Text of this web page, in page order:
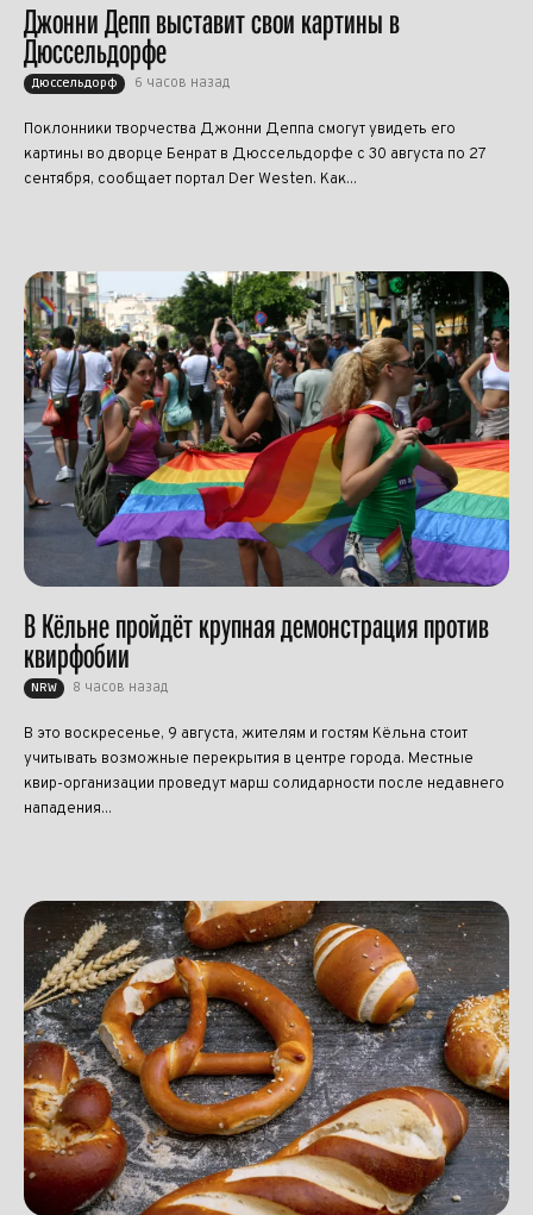
Джонни Депп выставит свои картины в
Дюссельдорфе
Дюссельдорф 6 часов назад
Поклонники творчества Джонни Деппа смогут увидеть его
картины во дворце Бенрат в Дюссельдорфе с 30 августа по 27
сентября, сообщает портал Der Westen. Как...
В Кёльне пройдёт крупная демонстрация против
квирфобии
NRW 8 часов назад
В это воскресенье, 9 августа, жителям и гостям Кёльна стоит
учитывать возможные перекрытия в центре города. Местные
квир-организации проведут марш солидарности после недавнего
нападения...